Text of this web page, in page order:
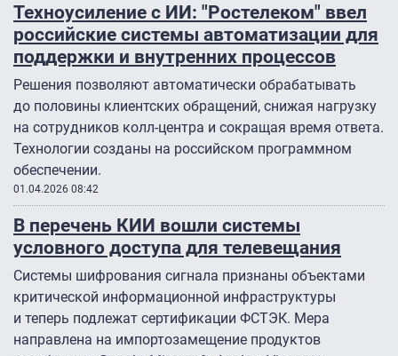
Техноусиление с ИИ: "Ростелеком" ввел
российские системы автоматизации для
поддержки и внутренних процессов
Решения позволяют автоматически обрабатывать
до половины клиентских обращений, снижая нагрузку
на сотрудников колл-центра и сокращая время ответа.
Технологии созданы на российском программном
обеспечении.
01.04.2026 08:42
В перечень КИИ вошли системы
условного доступа для телевещания
Системы шифрования сигнала признаны объектами
критической информационной инфраструктуры
и теперь подлежат сертификации ФСТЭК. Мера
направлена на импортозамещение продуктов